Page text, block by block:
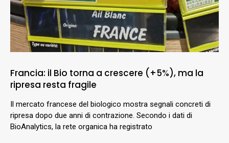
Francia: il Bio torna a crescere (+5%), ma la
ripresa resta fragile
Il mercato francese del biologico mostra segnali concreti di
ripresa dopo due anni di contrazione. Secondo i dati di
BioAnalytics, la rete organica ha registrato